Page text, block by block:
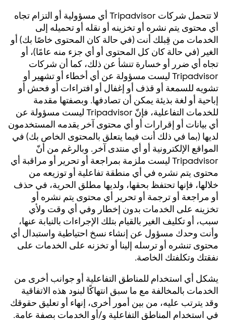
لا تتحمل شركات Tripadvisor أي مسؤولية أو التزام تجاه
أي محتوى يتم نشره أو تخزينه أو نقله أو تحميله إلى
الخدمات من قِبلك أنت (في حالة كان المحتوى خاصًا بك) أو
الغير (في حالة كان كل المحتوى أو أي جزء منه عامًا)، أو
تجاه أي ضرر أو خسارة تنشأ عن ذلك، كما أن شركات
Tripadvisor ليست مسؤولة عن أي أخطاء أو تشهير أو
تشويه للسمعة أو قذف أو إغفال أو افتراءات أو فحش أو
إباحية أو لغة بذيئة يمكن أن تصادفها. وبصفتها مقدمة
للخدمات التفاعلية، فإنّ Tripadvisor ليست مسؤولة عن
أي بيانات أو إقرارات أو أي محتوى آخر يقدمه المستخدمون
لديها (بما في ذلك أنت فيما يتعلق بالمحتوى الخاص بك) في
المواقع الإلكترونية أو أي منتدى آخر. وبالرغم من أنّ
Tripadvisor ليست ملزمة بمراجعة أو تحرير أو مراقبة أي
محتوى يتم نشره في أي منطقة تفاعلية أو توزيعه من
خلالها، فإنها تحتفظ بحقها، ولديها مطلق الحرية، في حذف
أو مراجعة أو ترجمة أو تحرير أي محتوى يتم نشره أو
تخزينه على الخدمات بدون إخطار وفي أي وقت ولأي
سبب، أو تكليف الغير بالقيام بتلك الإجراءات بالنيابة عنها،
وأنت وحدك مسؤول عن إنشاء نسخ احتياطية واستبدال أي
محتوى تنشره أو ترسله إلينا أو تخزنه على الخدمات على
نفقتك وتكلفتك الخاصة.
يشكل أي استخدام للمناطق التفاعلية أو جوانب أخرى من
الخدمات بالمخالفة مع ما سبق انتهاكًا لبنود هذه الاتفاقية
وقد يترتب عليه، من بين أمور أخرى، إنهاء أو تعليق حقوقك
في استخدام المناطق التفاعلية و/أو الخدمات بصفة عامة.